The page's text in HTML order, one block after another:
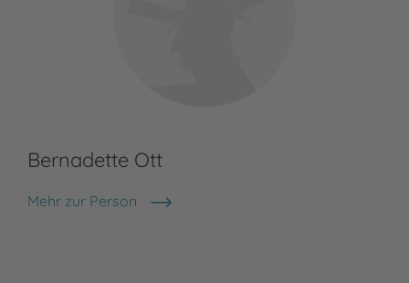
Bernadette Ott
Mehr zur Person
Bernadette Ott